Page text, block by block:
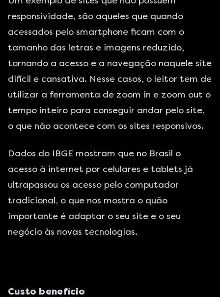
responsividade, são aqueles que quando
acessados pelo smartphone ficam com o
tamanho das letras e imagens reduzido,
tornando a acesso e a navegação naquele site
difícil e cansativa. Nesse casos, o leitor tem de
utilizar a ferramenta de zoom in e zoom out o
tempo inteiro para conseguir andar pelo site,
o que não acontece com os sites responsivos.
Dados do IBGE mostram que no Brasil o
acesso à internet por celulares e tablets já
ultrapassou os acesso pelo computador
tradicional, o que nos mostra o quão
importante é adaptar o seu site e o seu
negócio às novas tecnologias.
Custo benefício